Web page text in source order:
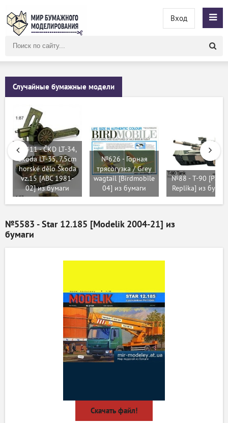
сайту
Вход
Случайные бумажные модели
№411 - ČKD LT-34,
Škoda LT-35, 7,5cm
horské dělo Škoda
vz.15 [ABC 1981-
02] из бумаги
№626 - Горная
трясогузка / Grey
wagtail [Birdmobile
04] из бумаги
№88 - T-90
Replika] из
№5583 - Star 12.185 [Modelik 2004-21] из
бумаги
Скачать файл!